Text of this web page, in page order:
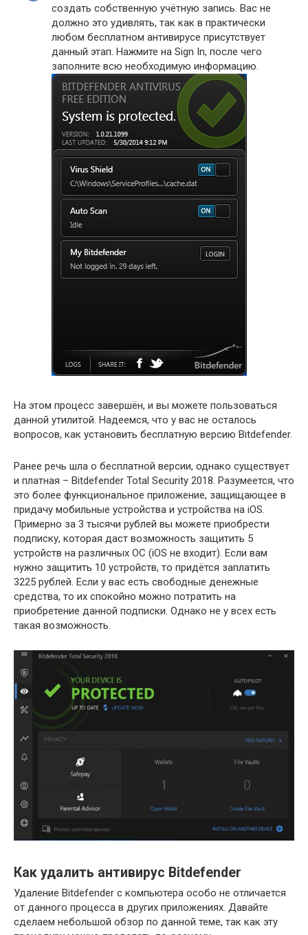
создать собственную учётную запись. Вас не
должно это удивлять, так как в практически
любом бесплатном антивирусе присутствует
данный этап. Нажмите на Sign In, после чего
заполните всю необходимую информацию.
На этом процесс завершён, и вы можете пользоваться
данной утилитой. Надеемся, что у вас не осталось
вопросов, как установить бесплатную версию Bitdefender.
Ранее речь шла о бесплатной версии, однако существует
и платная – Bitdefender Total Security 2018. Разумеется, что
это более функциональное приложение, защищающее в
придачу мобильные устройства и устройства на iOS.
Примерно за 3 тысячи рублей вы можете приобрести
подписку, которая даст возможность защитить 5
устройств на различных ОС (iOS не входит). Если вам
нужно защитить 10 устройств, то придётся заплатить
3225 рублей. Если у вас есть свободные денежные
средства, то их спокойно можно потратить на
приобретение данной подписки. Однако не у всех есть
такая возможность.
Как удалить антивирус Bitdefender
Удаление Bitdefender с компьютера особо не отличается
от данного процесса в других приложениях. Давайте
сделаем небольшой обзор по данной теме, так как эту